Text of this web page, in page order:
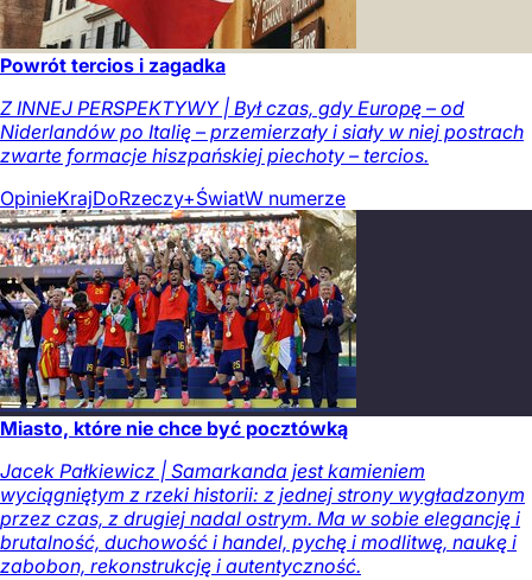
Powrót tercios i zagadka
Z INNEJ PERSPEKTYWY | Był czas, gdy Europę – od
Niderlandów po Italię – przemierzały i siały w niej postrach
zwarte formacje hiszpańskiej piechoty – tercios.
OpinieKrajDoRzeczy+ŚwiatW numerze
Miasto, które nie chce być pocztówką
Jacek Pałkiewicz | Samarkanda jest kamieniem
wyciągniętym z rzeki historii: z jednej strony wygładzonym
przez czas, z drugiej nadal ostrym. Ma w sobie elegancję i
brutalność, duchowość i handel, pychę i modlitwę, naukę i
zabobon, rekonstrukcję i autentyczność.